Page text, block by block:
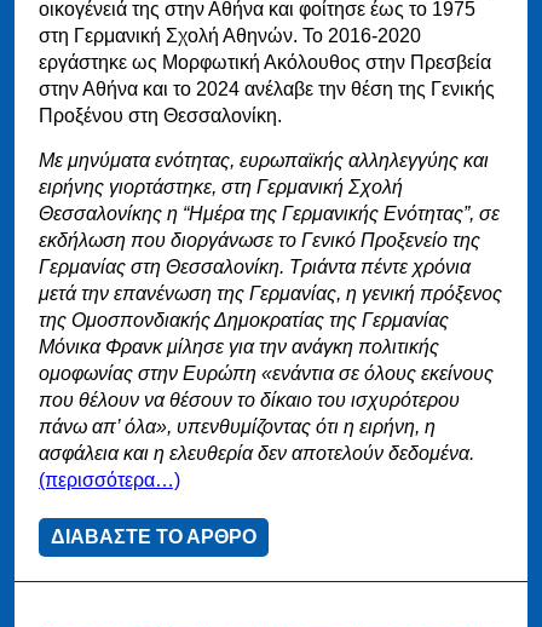
οικογένειά της στην Αθήνα και φοίτησε έως το 1975
στη Γερμανική Σχολή Αθηνών. Το 2016-2020
εργάστηκε ως Μορφωτική Ακόλουθος στην Πρεσβεία
στην Αθήνα και το 2024 ανέλαβε την θέση της Γενικής
Προξένου στη Θεσσαλονίκη.
Με μηνύματα ενότητας, ευρωπαϊκής αλληλεγγύης και
ειρήνης γιορτάστηκε, στη Γερμανική Σχολή
Θεσσαλονίκης η “Ημέρα της Γερμανικής Ενότητας”, σε
εκδήλωση που διοργάνωσε το Γενικό Προξενείο της
Γερμανίας στη Θεσσαλονίκη. Τριάντα πέντε χρόνια
μετά την επανένωση της Γερμανίας, η γενική πρόξενος
της Ομοσπονδιακής Δημοκρατίας της Γερμανίας
Μόνικα Φρανκ μίλησε για την ανάγκη πολιτικής
ομοφωνίας στην Ευρώπη «ενάντια σε όλους εκείνους
που θέλουν να θέσουν το δίκαιο του ισχυρότερου
πάνω απ’ όλα», υπενθυμίζοντας ότι η ειρήνη, η
ασφάλεια και η ελευθερία δεν αποτελούν δεδομένα.
(περισσότερα…)
ΔΙΑΒΑΣΤΕ ΤΟ ΑΡΘΡΟ